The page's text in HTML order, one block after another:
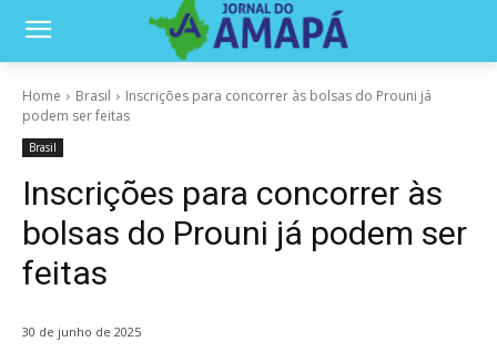
Home Brasil
Inscrições para concorrer às bolsas do Prouni já
podem ser feitas
Brasil
Inscrições para concorrer às
bolsas do Prouni já podem ser
feitas
30 de junho de 2025